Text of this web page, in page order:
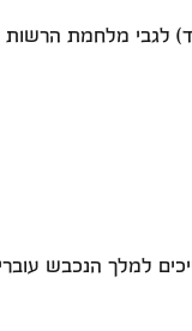
מלחמת הרשות
למלך הנכבש